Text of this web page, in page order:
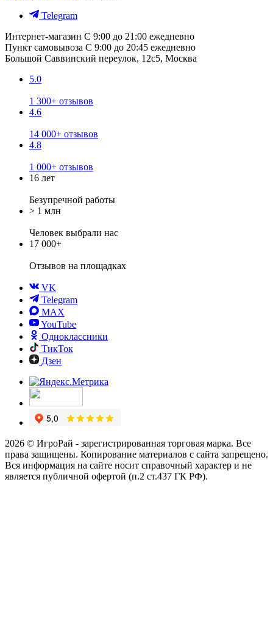
Telegram
Интернет-магазин С 9:00 до 21:00 ежедневно
Пункт самовывоза С 9:00 до 20:45 ежедневно
Большой Саввинский переулок, 12с5, Москва
5.0
1 300+ отзывов
4.6
14 000+ отзывов
4.8
1 000+ отзывов
16 лет
Безупречной работы
> 1 млн
Человек выбрали нас
17 000+
Отзывов на площадках
VK
Telegram
MAX
YouTube
Одноклассники
ТикТок
Дзен
2026 © ИгроРай - зарегистрированная торговая марка. Все
права защищены. Копирование материалов с сайта запрещено.
Вся информация на сайте носит справочный характер и не
является публичной офертой (п.2 ст.437 ГК РФ).